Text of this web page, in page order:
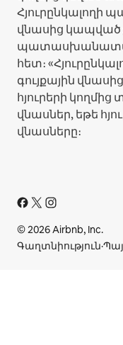
Հյուրընկալողի
վնասից կապված
հետ։
գույքային
հյուրերի
վնասներ, եթե
վնասները։
© 2026 Airbnb, Inc.
Գաղտնիություն·